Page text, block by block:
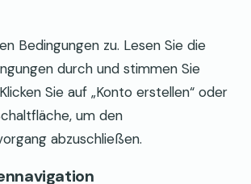
Bedingungen zu. Lesen Sie die
durch und stimmen Sie
Sie auf „Konto erstellen“ oder
um den
abzuschließen.